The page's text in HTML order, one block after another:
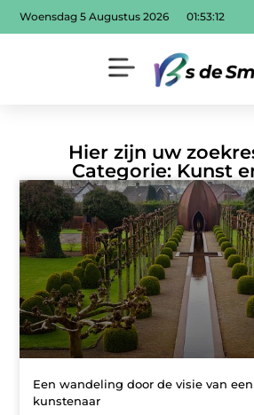
Woensdag 5 Augustus 2026 01:53:13
Hier zijn uw
Categorie: Kunst
Een wandeling door de visie van
kunstenaar